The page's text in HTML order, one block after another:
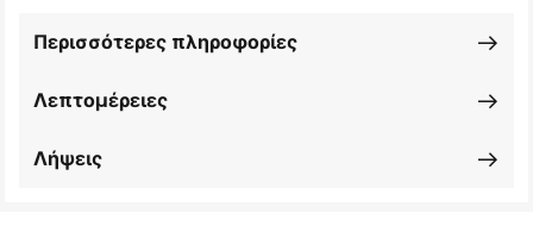
Λεπτομέρειες
Περισσότερες πληροφορίες
Λήψεις